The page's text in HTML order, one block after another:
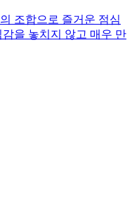
조합으로 즐거운 점심
을 놓치지 않고 매우 만